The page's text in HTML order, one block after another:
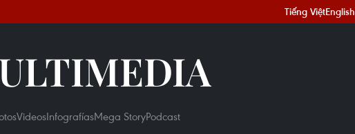
Tiếng ViệtEnglish
VideosInfografíasMega StoryPodcast